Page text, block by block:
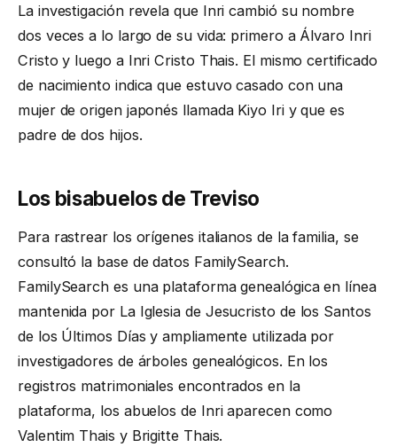
La investigación revela que Inri cambió su nombre
dos veces a lo largo de su vida: primero a Álvaro Inri
Cristo y luego a Inri Cristo Thais. El mismo certificado
de nacimiento indica que estuvo casado con una
mujer de origen japonés llamada Kiyo Iri y que es
padre de dos hijos.
Los bisabuelos de Treviso
Para rastrear los orígenes italianos de la familia, se
consultó la base de datos FamilySearch.
FamilySearch es una plataforma genealógica en línea
mantenida por La Iglesia de Jesucristo de los Santos
de los Últimos Días y ampliamente utilizada por
investigadores de árboles genealógicos. En los
registros matrimoniales encontrados en la
plataforma, los abuelos de Inri aparecen como
Valentim Thais y Brigitte Thais.